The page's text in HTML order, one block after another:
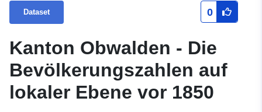
Dataset 0
Kanton Obwalden - Die
Bevölkerungszahlen auf
lokaler Ebene vor 1850